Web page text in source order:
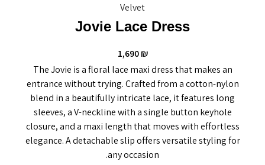
Velvet
Jovie Lace Dress
1,690₪
The Jovie is a floral lace maxi dress that makes an
entrance without trying. Crafted from a cotton-nylon
blend in a beautifully intricate lace, it features long
sleeves, a V-neckline with a single button keyhole
closure, and a maxi length that moves with effortless
elegance. A detachable slip offers versatile styling for
any occasion.